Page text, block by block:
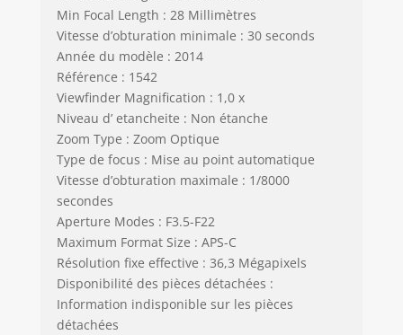
Min Focal Length : 28 Millimètres
Vitesse d’obturation minimale : 30 seconds
Année du modèle : 2014
Référence : 1542
Viewfinder Magnification : 1,0 x
Niveau d’ etancheite : Non étanche
Zoom Type : Zoom Optique
Type de focus : Mise au point automatique
Vitesse d’obturation maximale : 1/8000
secondes
Aperture Modes : F3.5-F22
Maximum Format Size : APS-C
Résolution fixe effective : 36,3 Mégapixels
Disponibilité des pièces détachées :
Information indisponible sur les pièces
détachées